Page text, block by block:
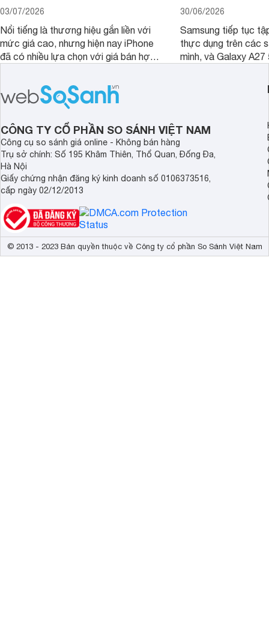
03/07/2026
Nổi tiếng là thương hiệu gắn liền với
mức giá cao, nhưng hiện nay iPhone
đã có nhiều lựa chọn với giá bán hợp
cận sản phẩm chính hãng.
30/06/2026
Samsung tiếp tục
thực dụng trên các
mình, và Galaxy
tới cho người dùng
lượng với nhiều
CÔNG TY CỔ PHẦN SO SÁNH VIỆT NAM
Công cụ so sánh giá online - Không bán hàng
Trụ sở chính: Số 195 Khâm Thiên, Thổ Quan, Đống Đa,
Hà Nội
Giấy chứng nhận đăng ký kinh doanh số 0106373516,
cấp ngày 02/12/2013
© 2013 - 2023 Bản quyền thuộc về Công ty cổ phần So Sánh Việt Nam